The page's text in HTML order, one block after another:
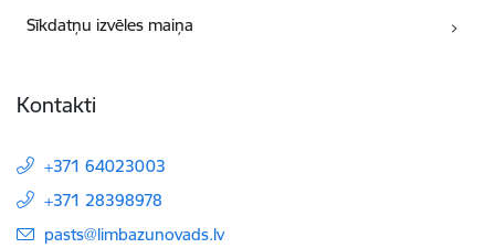
Sīkdatņu izvēles maiņa
Kontakti
+371 64023003
+371 28398978
E-pasts:
pasts@limbazunovads.lv